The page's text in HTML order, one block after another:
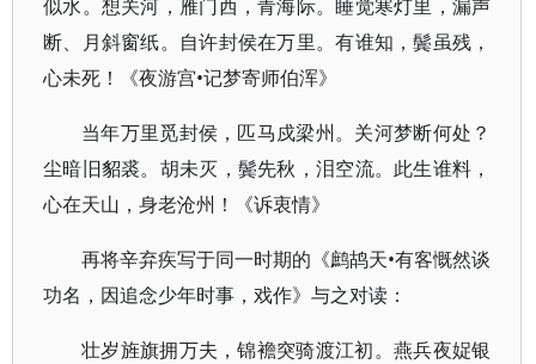
似水。想关河，雁门西，青海际。睡觉寒灯里，漏声
断、月斜窗纸。自许封侯在万里。有谁知，鬓虽残，
心未死！《夜游宫•记梦寄师伯浑》
当年万里觅封侯，匹马戍梁州。关河梦断何处？
尘暗旧貂裘。胡未灭，鬓先秋，泪空流。此生谁料，
心在天山，身老沧州！《诉衷情》
再将辛弃疾写于同一时期的《鹧鸪天•有客慨然谈
功名，因追念少年时事，戏作》与之对读：
壮岁旌旗拥万夫，锦襜突骑渡江初。燕兵夜娖银